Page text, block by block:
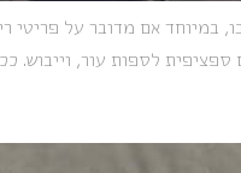
במיוחד אם מדובר על פריטי
ספציפית לספות עור, וייבוש.